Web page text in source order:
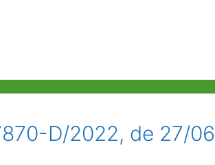
D/2022, de 27/06